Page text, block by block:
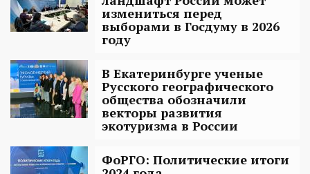
измениться перед
выборами в Госдуму в 2026
году
В Екатеринбурге ученые
Русского географического
общества обозначили
векторы развития
экотуризма в России
ФоРГО: Политические итоги